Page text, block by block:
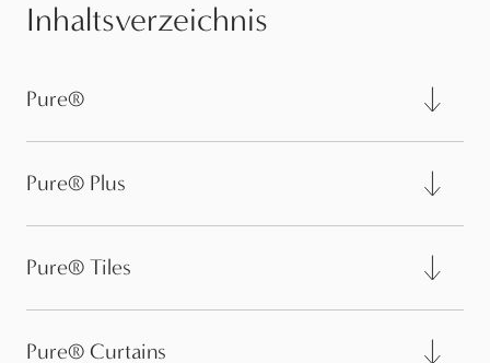
Inhaltsverzeichnis
Pure®
Pure® Plus
Pure® Tiles
Pure® Curtains